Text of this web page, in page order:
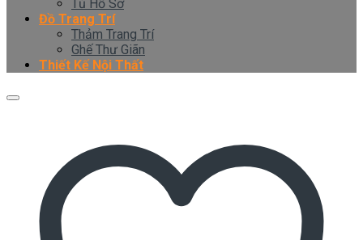
Tủ Hồ Sơ
Đồ Trang Trí
Thảm Trang Trí
Ghế Thư Giãn
Thiết Kế Nội Thất